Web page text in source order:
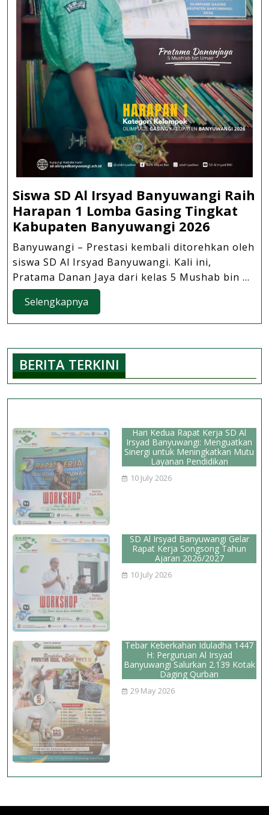
Siswa SD Al Irsyad Banyuwangi Raih
Harapan 1 Lomba Gasing Tingkat
Kabupaten Banyuwangi 2026
SD
Al
Irsyad
Harapan
Lomba
Tingkat
2026
Banyuwangi – Prestasi kembali ditorehkan oleh
siswa SD Al Irsyad Banyuwangi. Kali ini,
Pratama Danan Jaya dari kelas 5 Mushab bin ...
Selengkapnya
BERITA TERKINI
Hari Kedua Rapat Kerja SD Al
Irsyad Banyuwangi: Menguatkan
Sinergi untuk Meningkatkan Mutu
Layanan Pendidikan
10 July 2026
SD Al Irsyad Banyuwangi Gelar
Rapat Kerja Songsong Tahun
Ajaran 2026/2027
10 July 2026
Tebar Keberkahan Iduladha 1447
H: Perguruan Al Irsyad
Banyuwangi Salurkan 2.139 Kotak
Daging Qurban
29 May 2026